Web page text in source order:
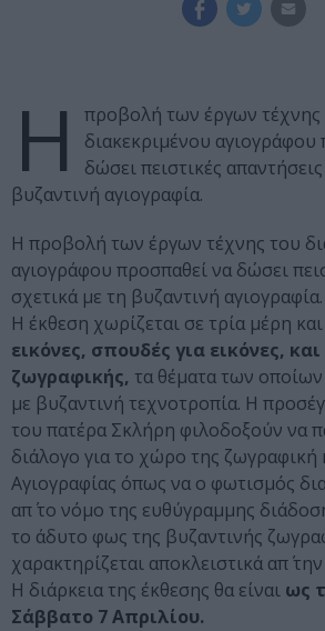
Η
προβολή των έργων τέχνης
διακεκριμένου αγιογράφου
δώσει πειστικές
βυζαντινή αγιογραφία.
Η προβολή των έργων τέχνης του
αγιογράφου προσπαθεί να δώσει
σχετικά με τη βυζαντινή αγιογραφία.
Η έκθεση χωρίζεται σε τρία μέρη
εικόνες, σπουδές για εικόνες,
ζωγραφικής, τα θέματα των
με βυζαντινή τεχνοτροπία. Η
του πατέρα Σκλήρη φιλοδοξούν να
διάλογο για το χώρο της ζωγραφική
Αγιογραφίας όπως να ο φωτισμός
απ΄ το νόμο της ευθύγραμμης
το άδυτο φως της βυζαντινής
χαρακτηρίζεται αποκλειστικά απ΄
Η διάρκεια της έκθεσης θα είναι ως
Σάββατο 7 Απριλίου.